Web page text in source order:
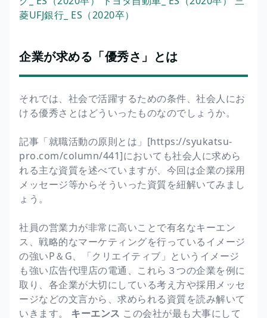
菱UFJ銀行_ ES（2020卒）
企業が求める「優秀さ」とは
それでは、社会で活躍するための条件、社会人にお
ける優秀さとはどういったものなのでしょうか。
記事「就職活動の原則とは」[https://syukatsu-
pro.com/column/441]においても社会人に求めら
れる主な資質を述べていますが、今回は企業の採用
メッセージ等からそういった資質を紐解いてみまし
ょう。
社員の営業力が非常に高いことで有名なキーエン
ス、戦略的なマーケティングを行っているイメージ
の強いP＆G、「クリエイティブ」というイメージ
も強い広告代理店の電通、これら３つの企業を例に
取り、各企業が大切にしている考え方や採用メッセ
ージなどの文言から、求められる資質を読み解いて
いきます。 キーエンス この会社が最も大事にして